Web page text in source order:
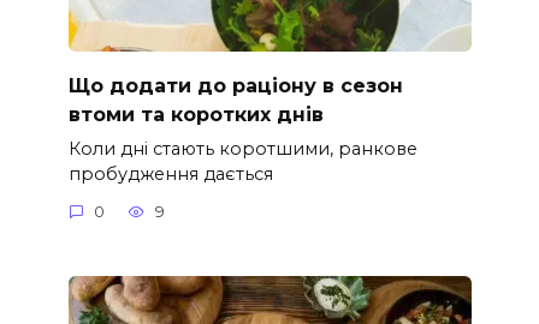
Що додати до раціону в сезон
втоми та коротких днів
Коли дні стають коротшими, ранкове
пробудження дається
0 9